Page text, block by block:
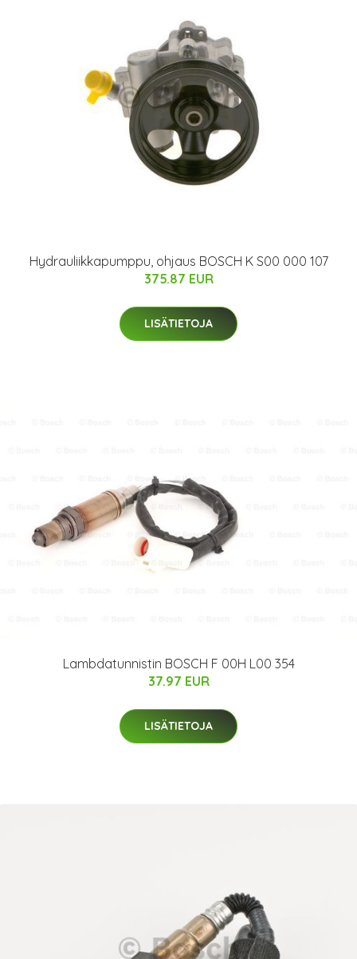
Hydrauliikkapumppu, ohjaus BOSCH K S00 000 107
375.87 EUR
LISÄTIETOJA
Lambdatunnistin BOSCH F 00H L00 354
37.97 EUR
LISÄTIETOJA